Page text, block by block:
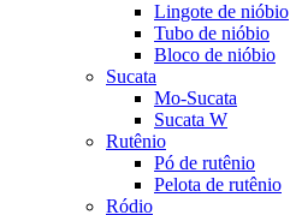
Lingote de nióbio
Tubo de nióbio
Bloco de nióbio
Sucata
Mo-Sucata
Sucata W
Rutênio
Pó de rutênio
Pelota de rutênio
Ródio